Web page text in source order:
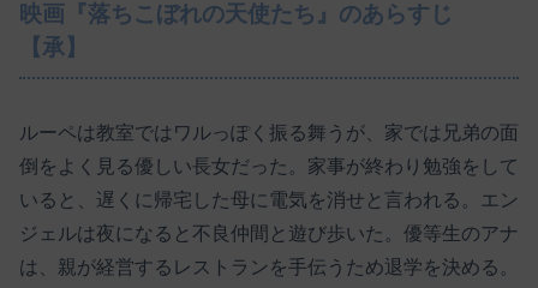
映画『落ちこぼれの天使たち』のあらすじ
【承】
ルーペは教室ではワルっぽく振る舞うが、家では兄弟の面
倒をよく見る優しい長女だった。家事が終わり勉強をして
いると、遅くに帰宅した母に電気を消せと言われる。エン
ジェルは夜になると不良仲間と遊び歩いた。優等生のアナ
は、親が経営するレストランを手伝うため退学を決める。